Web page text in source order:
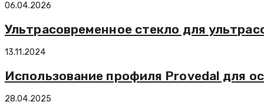
06.04.2026
Ультрасовременное стекло для
13.11.2024
Использование профиля Provedal для
28.04.2025